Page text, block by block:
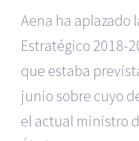
Aena ha aplazado
Estratégico 2018-
que estaba
junio sobre cuyo
el actual ministro
| Reclamación de
de Accidentes en Madrid